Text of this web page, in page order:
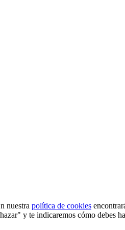
nuestra política de cookies
y te indicaremos cómo debes